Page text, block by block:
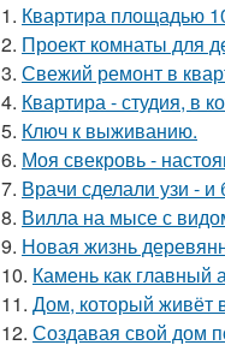
1. Квартира площадью
2. Проект комнаты для
3. Свежий ремонт в
4. Квартира - студия, в
5. Ключ к выживанию.
6. Моя свекровь -
7. Врачи сделали узи -
8. Вилла на мысе с
9. Новая жизнь
10. Камень как главный
11. Дом, который живёт
12. Создавая свой дом